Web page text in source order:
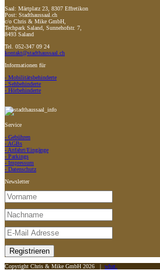
Saal: Märtplatz 23, 8307 Effretikon
Post: Stadthaussaal.ch
c/o Chris & Mike GmbH,
Techpark Saland, Sunnehofstr. 7,
8493 Saland
Tel. 052-347 09 24
kontakt@stadthaussaal.ch
Informationen für
- Mobilitätsbehinderte
- Sehbehinderte
- Hörbehinderte
Service
- Gebühren
- AGBs
- Anfahrt/Eingänge
- Parkings
- Impressum
- Datenschutz
Newsletter
Copyright Chris & Mike GmbH 2026 | what.